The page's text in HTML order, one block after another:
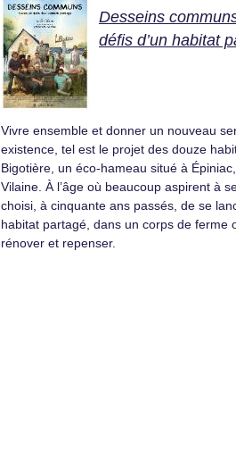
Desseins
défis d’un habitat
Vivre ensemble et donner un nouveau
existence, tel est le projet des douze
Bigotière, un éco-hameau situé à
Vilaine. À l’âge où beaucoup aspirent à
choisi, à cinquante ans passés, de se
habitat partagé, dans un corps de ferme
rénover et repenser.